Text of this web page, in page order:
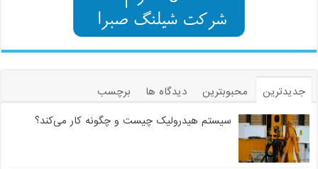
جدیدترین محبوبترین دیدگاه ها
برچسب
سیستم هیدرولیک چیست و چگونه کار می‌کند؟